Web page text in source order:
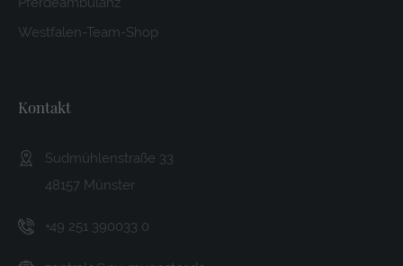
Westfalen-Team-Shop
Kontakt
Sudmühlenstraße 33
48157 Münster
+49 251 390033 0